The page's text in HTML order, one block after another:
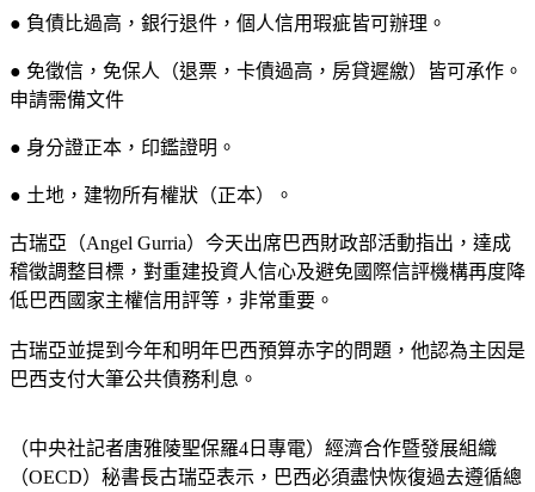
● 負債比過高，銀行退件，個人信用瑕疵皆可辦理。
● 免徵信，免保人（退票，卡債過高，房貸遲繳）皆可承作。
申請需備文件
● 身分證正本，印鑑證明。
● 土地，建物所有權狀（正本）。
古瑞亞（Angel Gurria）今天出席巴西財政部活動指出，達成
稽徵調整目標，對重建投資人信心及避免國際信評機構再度降
低巴西國家主權信用評等，非常重要。
古瑞亞並提到今年和明年巴西預算赤字的問題，他認為主因是
巴西支付大筆公共債務利息。
（中央社記者唐雅陵聖保羅4日專電）經濟合作暨發展組織
（OECD）秘書長古瑞亞表示，巴西必須盡快恢復過去遵循總